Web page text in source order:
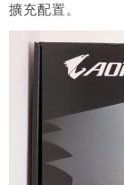
擴充配置。